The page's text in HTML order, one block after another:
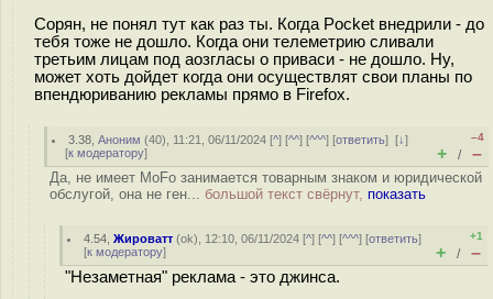
Сорян, не понял тут как раз ты. Когда Pocket внедрили - до
тебя тоже не дошло. Когда они телеметрию сливали
третьим лицам под аозгласы о приваси - не дошло. Ну,
может хоть дойдет когда они осуществлят свои планы по
впендюриванию рекламы прямо в Firefox.
3.38 ,Аноним (40), 11:21, 06/11/2024 [^] [^^] [^^^] [ответить][↓]
[к модератору]
–4
+ / –
Да, не имеет MoFo занимается товарным знаком и юридической
обслугой, она не ген... большой текст свёрнут, показать
4.54 ,Жироватт (ok), 12:10, 06/11/2024 [^] [^^] [^^^] [ответить]
[к модератору]
+1
+ / –
"Незаметная" реклама - это джинса.